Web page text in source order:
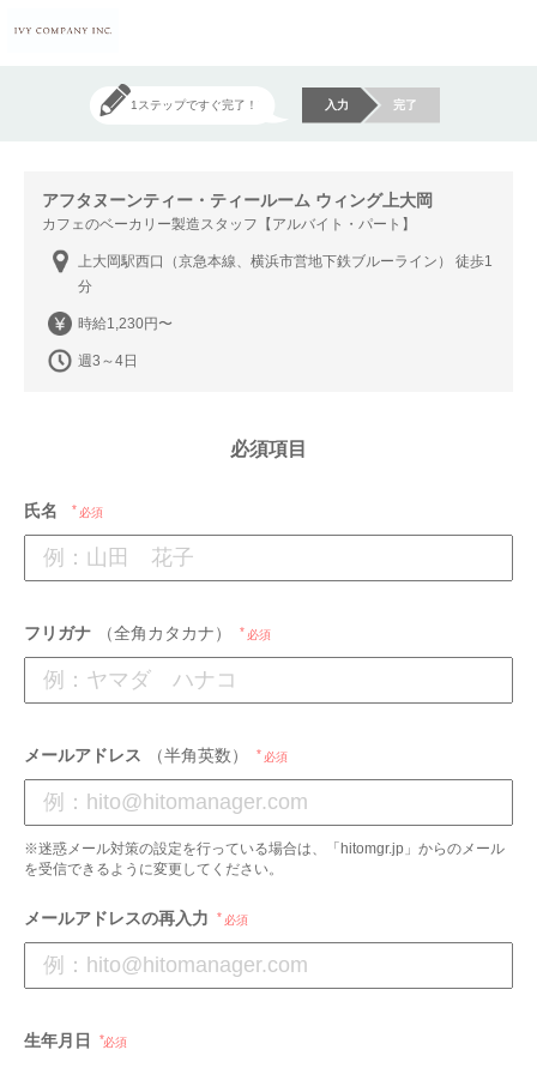
1ステップですぐ完了！ 入力 完了
アフタヌーンティー・ティールーム ウィング上大岡
カフェのベーカリー製造スタッフ【アルバイト・パート】
上大岡駅西口（京急本線、横浜市営地下鉄ブルーライン） 徒歩1
分
時給1,230円〜
週3～4日
必須項目
氏名 必須
フリガナ （全角カタカナ） 必須
メールアドレス （半角英数） 必須
※迷惑メール対策の設定を行っている場合は、「hitomgr.jp」からのメール
を受信できるように変更してください。
メールアドレスの再入力 必須
生年月日 必須